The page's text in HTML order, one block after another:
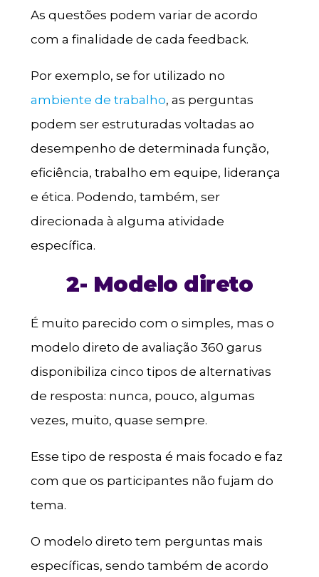
As questões podem variar de acordo
com a finalidade de cada feedback.
Por exemplo, se for utilizado no
ambiente de trabalho, as perguntas
podem ser estruturadas voltadas ao
desempenho de determinada função,
eficiência, trabalho em equipe, liderança
e ética. Podendo, também, ser
direcionada à alguma atividade
específica.
2- Modelo direto
É muito parecido com o simples, mas o
modelo direto de avaliação 360 garus
disponibiliza cinco tipos de alternativas
de resposta: nunca, pouco, algumas
vezes, muito, quase sempre.
Esse tipo de resposta é mais focado e faz
com que os participantes não fujam do
tema.
O modelo direto tem perguntas mais
específicas, sendo também de acordo